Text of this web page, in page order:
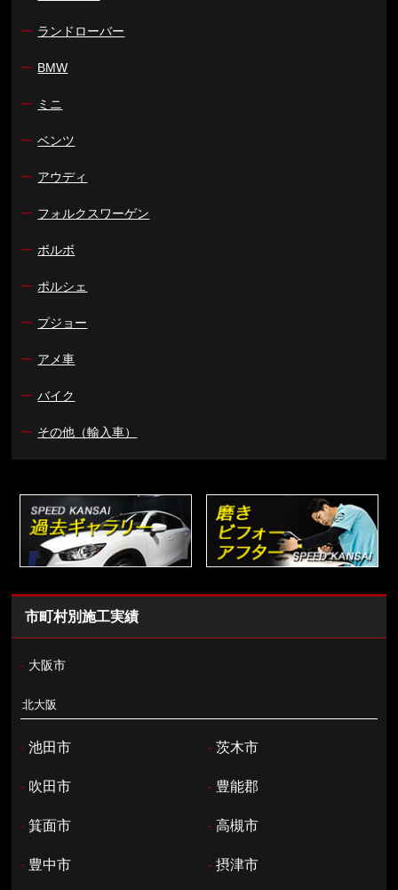
ー ランドローバー
ー BMW
ー ミニ
ー ベンツ
ー アウディ
ー フォルクスワーゲン
ー ボルボ
ー ポルシェ
ー プジョー
ー アメ車
ー バイク
ー その他（輸入車）
市町村別施工実績
- 大阪市
北大阪
- 池田市 - 茨木市
- 吹田市 - 豊能郡
- 箕面市 - 高槻市
- 豊中市 - 摂津市